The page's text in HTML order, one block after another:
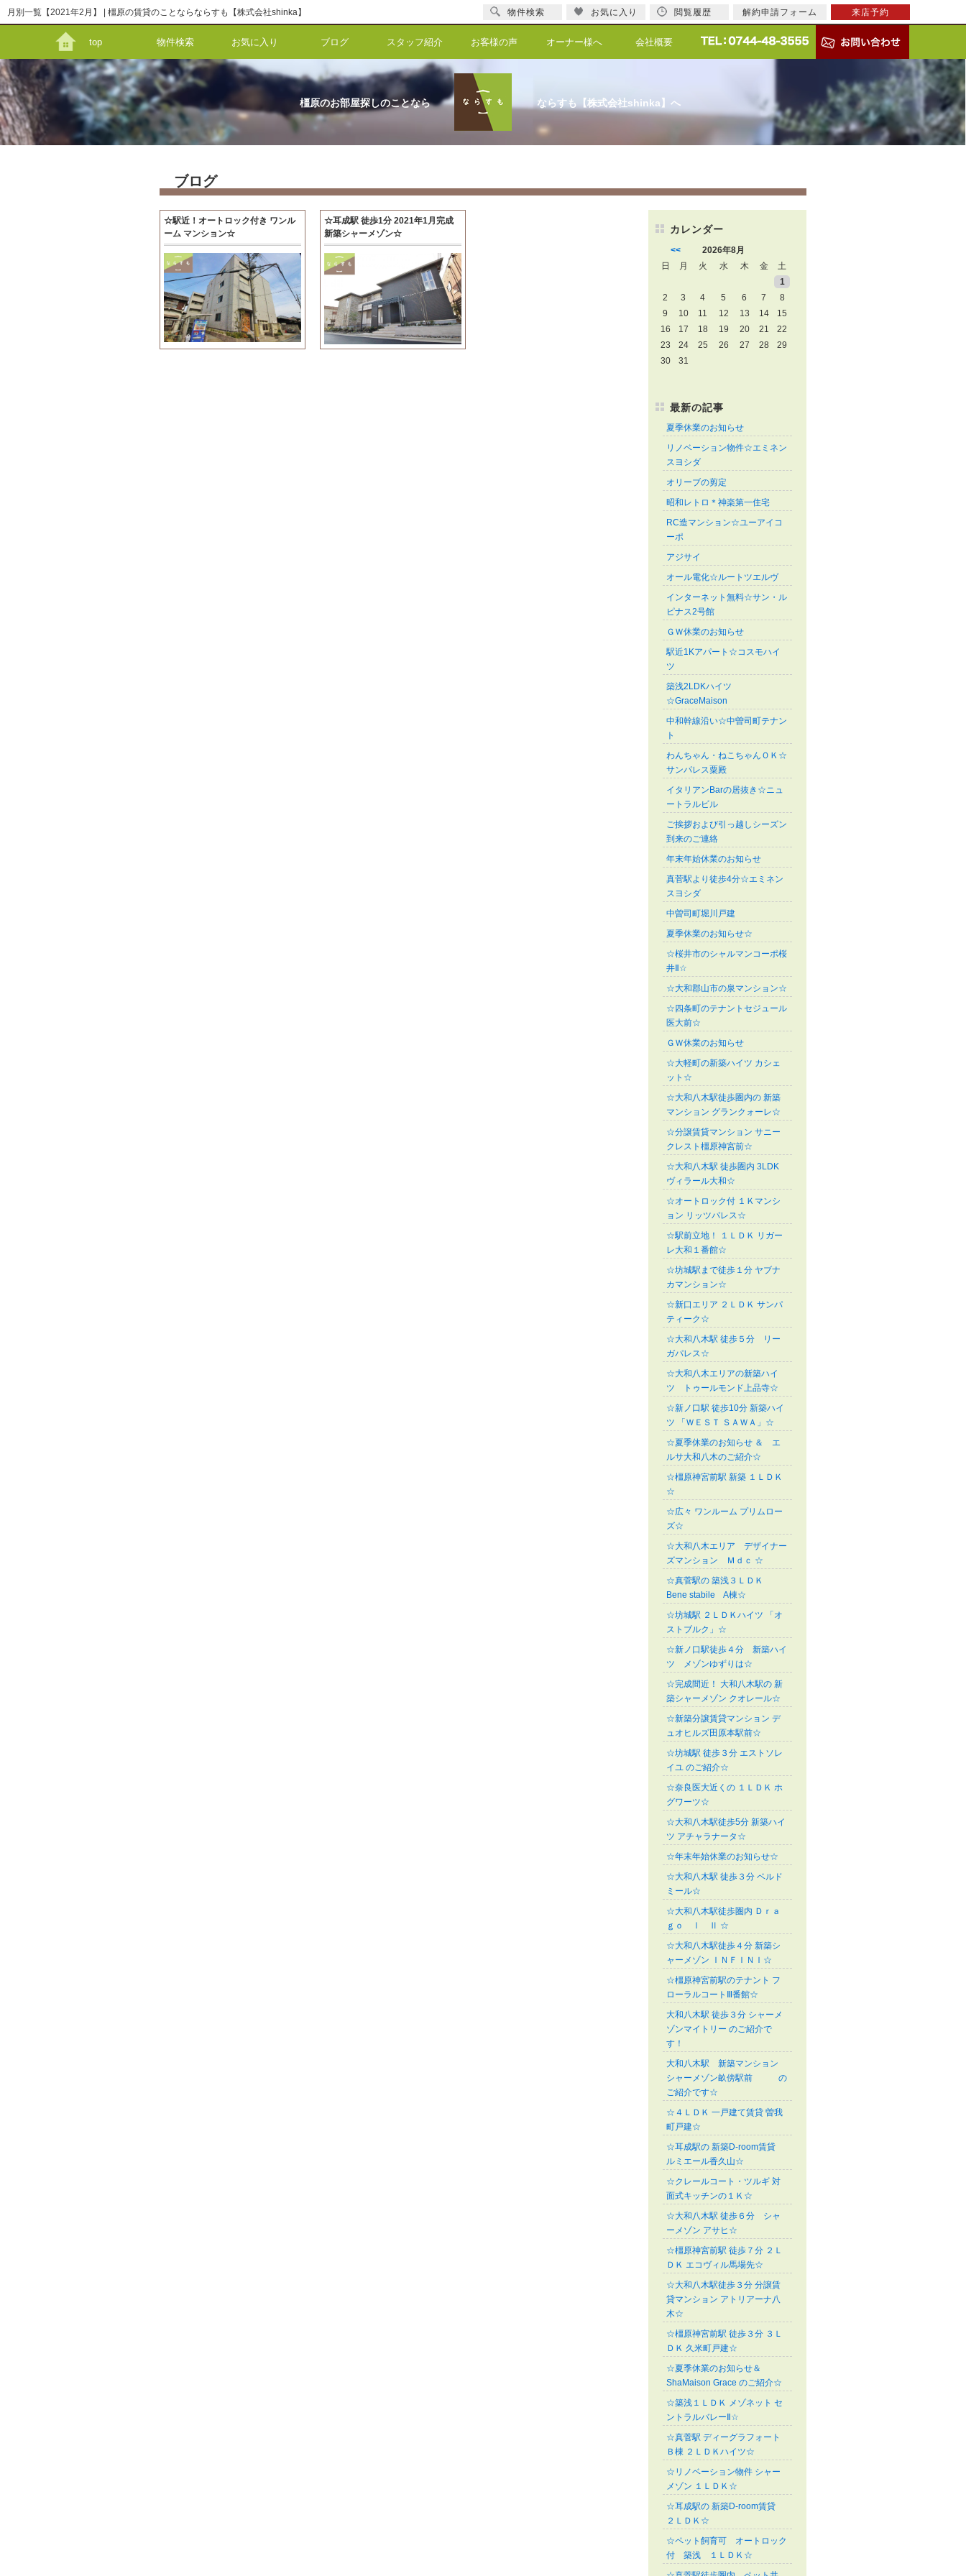
月別一覧【2021年2月】 | 橿原の賃貸のことならならすも【株式会社shinka】
top 物件検索 お気に入り ブログ スタッフ紹介 お客様の声 オーナー様へ 会社概要
橿原のお部屋探しのことなら ならすも【株式会社shinka】へ
ブログ
☆駅近！オートロック付き ワンル
ーム マンション☆
☆耳成駅 徒歩1分 2021年1月完成
新築シャーメゾン☆
カレンダー
<<
2026年8月
日
月 火 水 木 金
土
1
2
3 4 5 6 7
8
9
10 11 12 13 14
15
16
17 18 19 20 21
22
23
24 25 26 27 28
29
30
31
最新の記事
夏季休業のお知らせ
リノベーション物件☆エミネン
スヨシダ
オリーブの剪定
昭和レトロ＊神楽第一住宅
RC造マンション☆ユーアイコ
ーポ
アジサイ
オール電化☆ルートツエルヴ
インターネット無料☆サン・ル
ピナス2号館
ＧＷ休業のお知らせ
駅近1Kアパート☆コスモハイ
ツ
築浅2LDKハイツ
☆GraceMaison
中和幹線沿い☆中曽司町テナン
ト
わんちゃん・ねこちゃんＯＫ☆
サンパレス粟殿
イタリアンBarの居抜き☆ニュ
ートラルビル
ご挨拶および引っ越しシーズン
到来のご連絡
年末年始休業のお知らせ
真菅駅より徒歩4分☆エミネン
スヨシダ
中曽司町堀川戸建
夏季休業のお知らせ☆
☆桜井市のシャルマンコーポ桜
井Ⅱ☆
☆大和郡山市の泉マンション☆
☆四条町のテナントセジュール
医大前☆
ＧＷ休業のお知らせ
☆大軽町の新築ハイツ カシェ
ット☆
☆大和八木駅徒歩圏内の 新築
マンション グランクォーレ☆
☆分譲賃貸マンション サニー
クレスト橿原神宮前☆
☆大和八木駅 徒歩圏内 3LDK
ヴィラール大和☆
☆オートロック付 １Ｋマンシ
ョン リッツパレス☆
☆駅前立地！ １ＬＤＫ リガー
レ大和１番館☆
☆坊城駅まで徒歩１分 ヤブナ
カマンション☆
☆新口エリア ２ＬＤＫ サンパ
ティーク☆
☆大和八木駅 徒歩５分 リー
ガパレス☆
☆大和八木エリアの新築ハイ
ツ トゥールモンド上品寺☆
☆新ノ口駅 徒歩10分 新築ハイ
ツ 「ＷＥＳＴ ＳＡＷＡ」☆
☆夏季休業のお知らせ ＆ エ
ルサ大和八木のご紹介☆
☆橿原神宮前駅 新築 １ＬＤＫ
☆
☆広々 ワンルーム プリムロー
ズ☆
☆大和八木エリア デザイナー
ズマンション Ｍｄｃ ☆
☆真菅駅の 築浅３ＬＤＫ
Bene stabile A棟☆
☆坊城駅 ２ＬＤＫハイツ 「オ
ストブルク」☆
☆新ノ口駅徒歩４分 新築ハイ
ツ メゾンゆずりは☆
☆完成間近！ 大和八木駅の 新
築シャーメゾン クオレール☆
☆新築分譲賃貸マンション デ
ュオヒルズ田原本駅前☆
☆坊城駅 徒歩３分 エストソレ
イユ のご紹介☆
☆奈良医大近くの １ＬＤＫ ホ
グワーツ☆
☆大和八木駅徒歩5分 新築ハイ
ツ アチャラナータ☆
☆年末年始休業のお知らせ☆
☆大和八木駅 徒歩３分 ベルド
ミール☆
☆大和八木駅徒歩圏内 Ｄｒａ
ｇｏ Ⅰ Ⅱ ☆
☆大和八木駅徒歩４分 新築シ
ャーメゾン ＩＮＦＩＮＩ☆
☆橿原神宮前駅のテナント フ
ローラルコートⅢ番館☆
大和八木駅 徒歩３分 シャーメ
ゾンマイトリー のご紹介で
す！
大和八木駅 新築マンション
シャーメゾン畝傍駅前 の
ご紹介です☆
☆４ＬＤＫ 一戸建て賃貸 曽我
町戸建☆
☆耳成駅の 新築D-room賃貸
ルミエール香久山☆
☆クレールコート・ツルギ 対
面式キッチンの１Ｋ☆
☆大和八木駅 徒歩６分 シャ
ーメゾン アサヒ☆
☆橿原神宮前駅 徒歩７分 ２Ｌ
ＤＫ エコヴィル馬場先☆
☆大和八木駅徒歩３分 分譲賃
貸マンション アトリアーナ八
木☆
☆橿原神宮前駅 徒歩３分 ３Ｌ
ＤＫ 久米町戸建☆
☆夏季休業のお知らせ＆
ShaMaison Grace のご紹介☆
☆築浅１ＬＤＫ メゾネット セ
ントラルバレーⅡ☆
☆真菅駅 ディーグラフォート
Ｂ棟 ２ＬＤＫハイツ☆
☆リノベーション物件 シャー
メゾン １ＬＤＫ☆
☆耳成駅の 新築D-room賃貸
２ＬＤＫ☆
☆ペット飼育可 オートロック
付 築浅 １ＬＤＫ☆
物件検索 お気に入り 閲覧履歴 解約申請フォーム 来店予約